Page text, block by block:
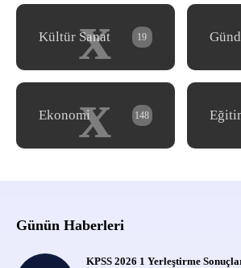
x
Kültür Sanat 19
x
Ekonomi 148
Günün Haberleri
KPSS 2026 1 Yerleştirme